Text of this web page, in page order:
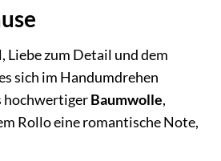
Liebe zum Detail und dem
sich im Handumdrehen
hochwertigerBaumwolle,
Rollo eine romantische Note,